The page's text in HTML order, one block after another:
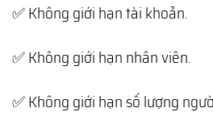
✅ Không giới hạn tài khoản.
✅ Không giới hạn nhân viên.
✅ Không giới hạn số lượng